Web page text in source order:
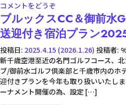
コメントをどうぞ
ブルックスCC＆御前水
送迎付き宿泊プラン
投稿日: 2025.4.15 (2026.1.26) 投稿者:
新千歳空港至近の名門ゴルフコース、
ブ/御前水ゴルフ倶楽部と千歳市内のホ
迎付きプランを今年も取り扱いいたし
ーナメント開催の為、設定 […]